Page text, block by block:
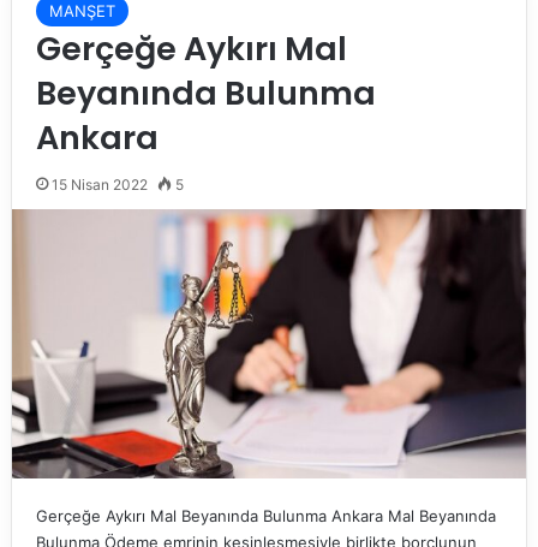
MANŞET
Gerçeğe Aykırı Mal
Beyanında Bulunma
Ankara
15 Nisan 2022 5
Gerçeğe Aykırı Mal Beyanında Bulunma Ankara Mal Beyanında
Bulunma Ödeme emrinin kesinleşmesiyle birlikte borçlunun